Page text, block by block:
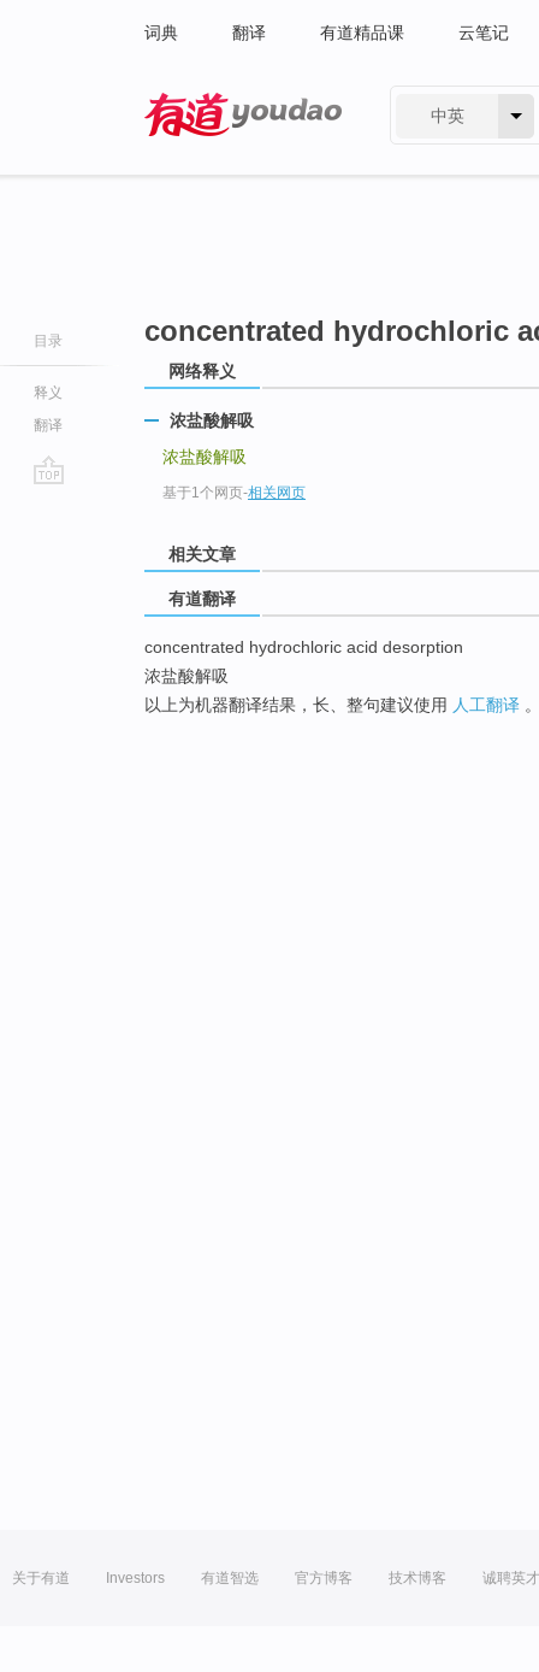
词典 翻译 有道精品课 云笔记
中英
目录
释义
翻译
concentrated hydrochloric
网络释义
浓盐酸解吸
浓盐酸解吸
基于1个网页-相关网页
相关文章
有道翻译
concentrated hydrochloric acid desorption
浓盐酸解吸
以上为机器翻译结果，长、整句建议使用 人工翻译
关于有道 Investors 有道智选 官方博客 技术博客 诚聘英才